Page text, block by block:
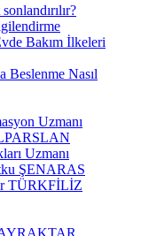
Bakım İlkeleri
Beslenme Nasıl
Uzmanı
Uzmanı
ŞENARAS
TÜRKFİLİZ